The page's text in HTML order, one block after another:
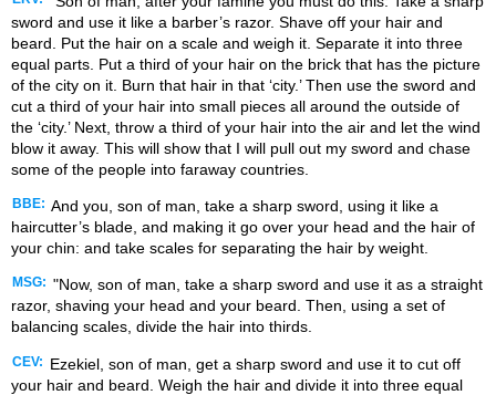
sword and use it like a barber’s razor. Shave off your hair and
beard. Put the hair on a scale and weigh it. Separate it into three
equal parts. Put a third of your hair on the brick that has the picture
of the city on it. Burn that hair in that ‘city.’ Then use the sword and
cut a third of your hair into small pieces all around the outside of
the ‘city.’ Next, throw a third of your hair into the air and let the wind
blow it away. This will show that I will pull out my sword and chase
some of the people into faraway countries.
BBE: And you, son of man, take a sharp sword, using it like a
haircutter’s blade, and making it go over your head and the hair of
your chin: and take scales for separating the hair by weight.
MSG: "Now, son of man, take a sharp sword and use it as a straight
razor, shaving your head and your beard. Then, using a set of
balancing scales, divide the hair into thirds.
CEV:
Ezekiel, son of man, get a sharp sword and use it to cut off
your hair and beard. Weigh the hair and divide it into three equal